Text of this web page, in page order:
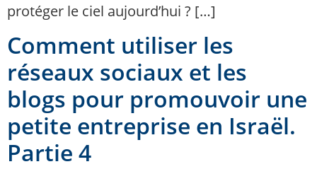
protéger le ciel aujourd’hui ? […]
Comment utiliser les
réseaux sociaux et les
blogs pour promouvoir une
petite entreprise en Israël.
Partie 4